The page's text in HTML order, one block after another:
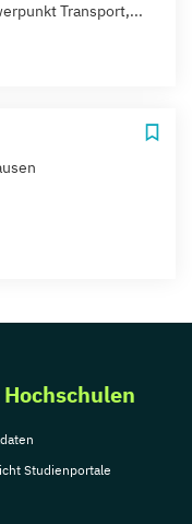
Transport,...
Studienportale